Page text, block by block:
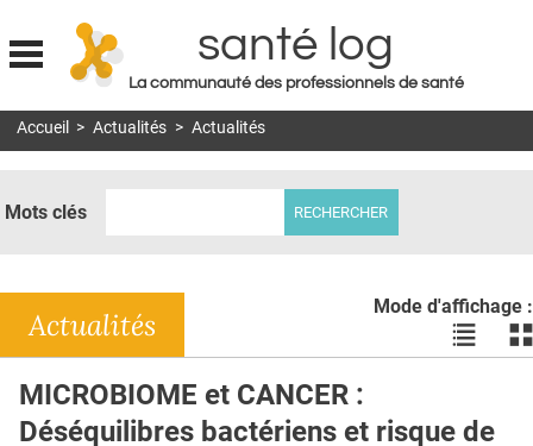
Jump to navigation
santé log
La communauté des professionnels de santé
MON COMPTE
DOSSIERS
RÉSEAUX
E-REVUE SAD
Accueil > Actualités > Actualités
Mots clés
Mode d'affichage :
Voir
les
liste
les
Actualités
MICROBIOME et CANCER :
Déséquilibres bactériens et risque de